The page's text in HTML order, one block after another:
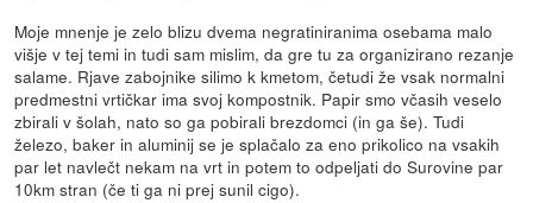
Moje mnenje je zelo blizu dvema negratiniranima osebama malo
višje v tej temi in tudi sam mislim, da gre tu za organizirano rezanje
salame. Rjave zabojnike silimo k kmetom, četudi že vsak normalni
predmestni vrtičkar ima svoj kompostnik. Papir smo včasih veselo
zbirali v šolah, nato so ga pobirali brezdomci (in ga še). Tudi
železo, baker in aluminij se je splačalo za eno prikolico na vsakih
par let navlečt nekam na vrt in potem to odpeljati do Surovine par
10km stran (če ti ga ni prej sunil cigo).